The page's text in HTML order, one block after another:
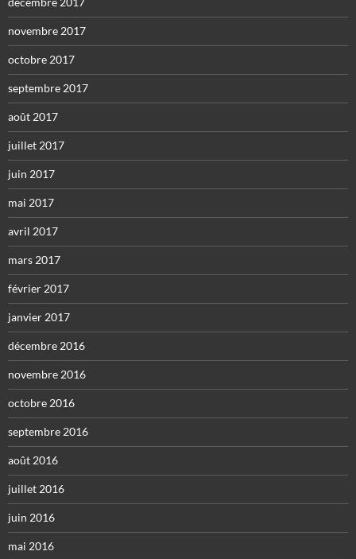
novembre 2017
octobre 2017
septembre 2017
août 2017
juillet 2017
juin 2017
mai 2017
avril 2017
mars 2017
février 2017
janvier 2017
décembre 2016
novembre 2016
octobre 2016
septembre 2016
août 2016
juillet 2016
juin 2016
mai 2016